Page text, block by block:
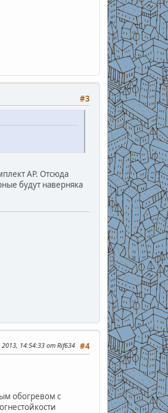
#3
АР. Отсюда
будут наверняка
#4
14:54:33 от Rif634
обогревом с